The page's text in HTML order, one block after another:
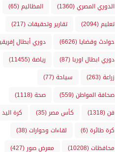
الدوري المصري(1360) المظاليم(65)
تعليم(2094) تقارير وتحقيقات(217)
حوادث وقضايا (6626) دوري أبطال
دوري ابطال اوربا (87) رياضة(11455)
زراعة(263) سياحة(77)
صحافة المواطن(559) صحة(1118)
فن(1318) كأس مصر (35) كرة اليد
كرة طائرة(6) لقاءات وحوارات(38)
محافظات(10208) معرض صور (427)